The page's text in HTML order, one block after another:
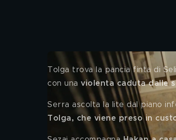
Tolga trova la pancia finta di
con una violenta caduta dalle
Serra ascolta la lite dal piano
Tolga, che viene preso in